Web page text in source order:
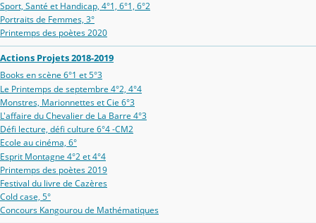
Sport, Santé et Handicap, 4°1, 6°1, 6°2
Portraits de Femmes, 3°
Printemps des poètes 2020
Actions Projets 2018-2019
Books en scène 6°1 et 5°3
Le Printemps de septembre 4°2, 4°4
Monstres, Marionnettes et Cie 6°3
L'affaire du Chevalier de La Barre 4°3
Défi lecture, défi culture 6°4 -CM2
Ecole au cinéma, 6°
Esprit Montagne 4°2 et 4°4
Printemps des poètes 2019
Festival du livre de Cazères
Cold case, 5°
Concours Kangourou de Mathématiques